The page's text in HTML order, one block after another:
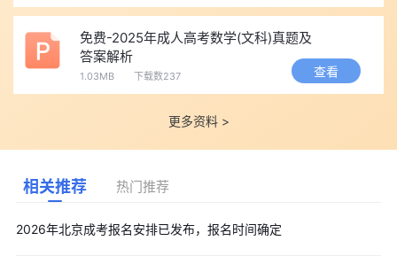
免费-2025年成人高考数学(文科)真题及
答案解析
1.03MB 下载数237 查看
更多资料 >
相关推荐 热门推荐
2026年北京成考报名安排已发布，报名时间确定